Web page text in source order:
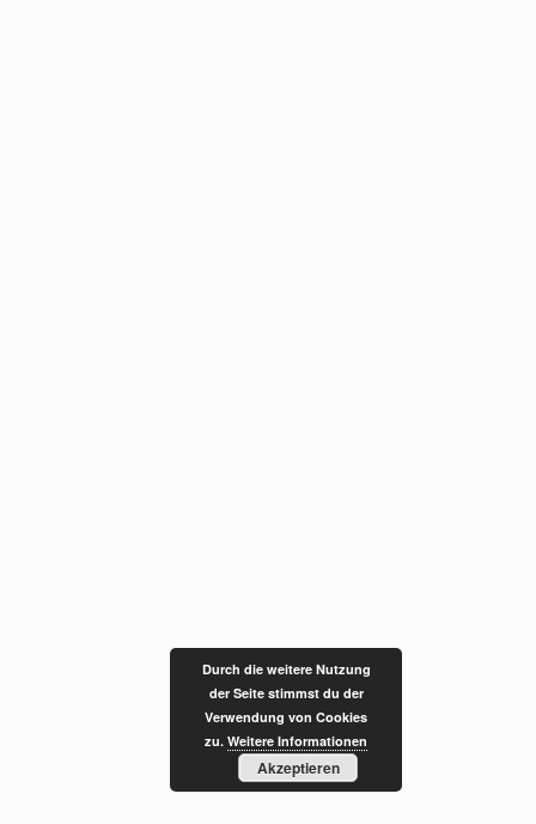
Durch die weitere Nutzung
der Seite stimmst du der
Verwendung von Cookies
zu. Weitere Informationen
Akzeptieren